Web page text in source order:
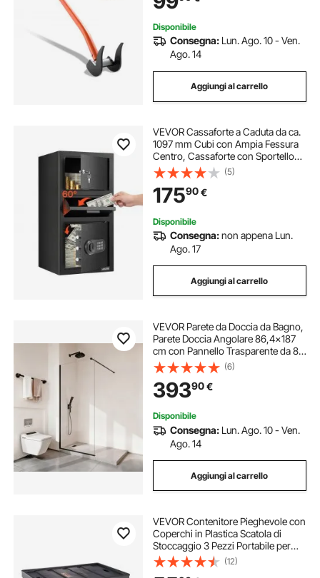
Cartongesso
Disponibile
Consegna: Lun. Ago. 10 - Ven.
Ago. 14
Aggiungi al carrello
VEVOR Cassaforte a Caduta da ca.
1097 mm Cubi con Ampia Fessura
Centro, Cassaforte con Sportello
con Tastiera e 3 Livelli e Chiavi di
Riserva per Contanti, Ricevute
Bancarie e Documenti
(5)
17590€
Disponibile
Consegna:non appena Lun.
Ago. 17
Aggiungi al carrello
VEVOR Parete da Doccia da Bagno,
Parete Doccia Angolare 86,4x187
cm con Pannello Trasparente da 8
mm e Cornice in Alluminio
Resistente, Profilo Lucido e Telaio
Completo, per Bagno, Nero Opaco
(6)
39390€
Disponibile
Consegna: Lun. Ago. 10 - Ven.
Ago. 14
Aggiungi al carrello
VEVOR Contenitore Pieghevole con
Coperchi in Plastica Scatola di
Stoccaggio 3 Pezzi Portabile per
Campeggio Viaggio Auto,
Contenitore Pieghevole Capacità
(12)